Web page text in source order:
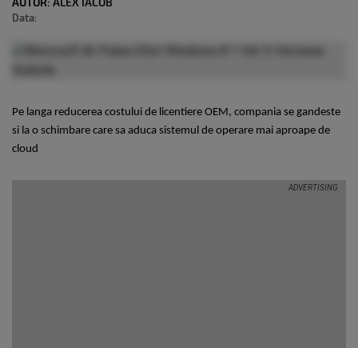
Data:
Pe langa reducerea costului de licentiere OEM, compania se gandeste
si la o schimbare care sa aduca sistemul de operare mai aproape de
cloud